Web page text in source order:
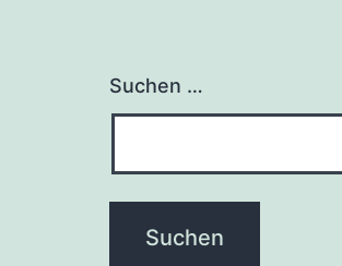
Suchen …